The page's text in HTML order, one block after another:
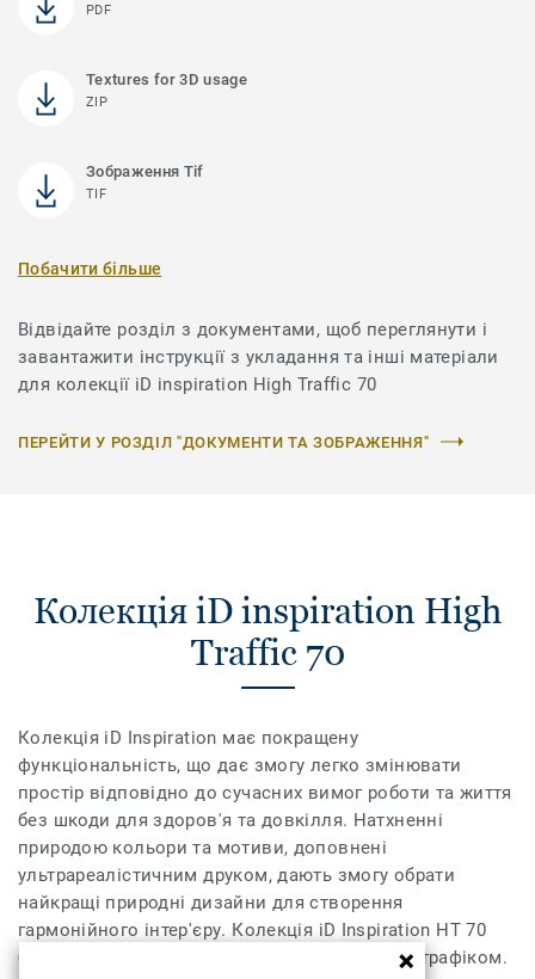
PDF
Textures for 3D usage
ZIP
Зображення Tif
TIF
Побачити більше
Відвідайте розділ з документами, щоб переглянути і
завантажити інструкції з укладання та інші матеріали
для колекції iD inspiration High Traffic 70
ПЕРЕЙТИ У РОЗДІЛ "ДОКУМЕНТИ ТА ЗОБРАЖЕННЯ"
Колекція iD inspiration High
Traffic 70
Колекція iD Inspiration має покращену
функціональність, що дає змогу легко змінювати
простір відповідно до сучасних вимог роботи та життя
без шкоди для здоров'я та довкілля. Натхненні
природою кольори та мотиви, доповнені
ультрареалістичним друком, дають змогу обрати
найкращі природні дизайни для створення
гармонійного інтер'єру. Колекція iD Inspiration HT 70
було розроблено для приміщень із високим трафіком.